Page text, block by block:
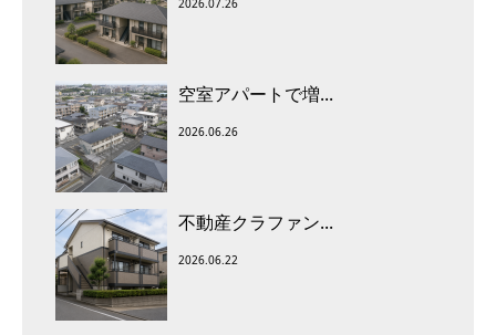
2026.07.26
空室アパートで増...
2026.06.26
不動産クラファン...
2026.06.22